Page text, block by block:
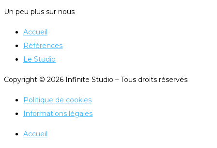
Un peu plus sur nous
Accueil
Références
Le Studio
Copyright © 2026 Infinite Studio – Tous droits réservés
Politique de cookies
Informations légales
Accueil